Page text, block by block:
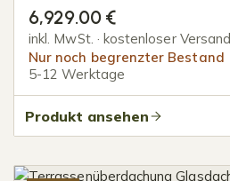
6,929.00 €
inkl. MwSt. · kostenloser Versand
Nur noch begrenzter Bestand
5-12 Werktage
Produkt ansehen